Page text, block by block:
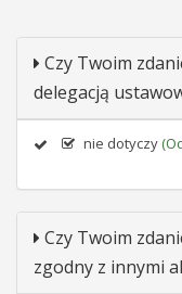
Czy Twoim
delegacją
nie dotyczy
Czy Twoim
zgodny z innymi